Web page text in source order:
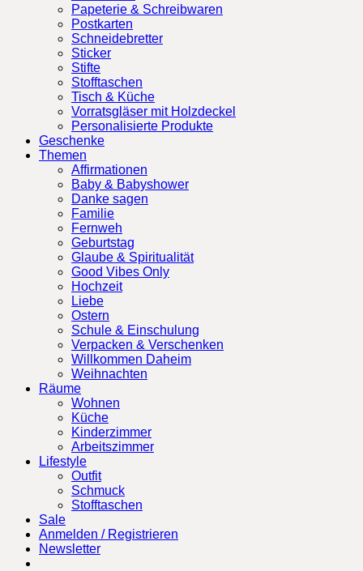
Papeterie & Schreibwaren
Postkarten
Schneidebretter
Sticker
Stifte
Stofftaschen
Tisch & Küche
Vorratsgläser mit Holzdeckel
Personalisierte Produkte
Geschenke
Themen
Affirmationen
Baby & Babyshower
Danke sagen
Familie
Fernweh
Geburtstag
Glaube & Spiritualität
Good Vibes Only
Hochzeit
Liebe
Ostern
Schule & Einschulung
Verpacken & Verschenken
Willkommen Daheim
Weihnachten
Räume
Wohnen
Küche
Kinderzimmer
Arbeitszimmer
Lifestyle
Outfit
Schmuck
Stofftaschen
Sale
Anmelden / Registrieren
Newsletter